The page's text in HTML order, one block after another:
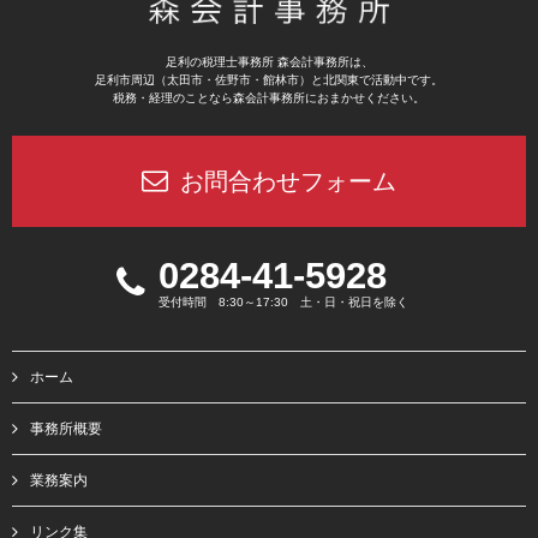
足利の税理士事務所 森会計事務所は、
足利市周辺（太田市・佐野市・館林市）と北関東で活動中です。
税務・経理のことなら森会計事務所におまかせください。
お問合わせフォーム
0284-41-5928
受付時間 8:30～17:30 土・日・祝日を除く
ホーム
事務所概要
業務案内
リンク集